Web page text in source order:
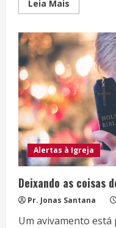
Leia Mais
more
DO
PODER
DA
NO
HOMEM
Alertas à Igreja
Deixando as coisas
Pr. Jonas Santana
Um avivamento está